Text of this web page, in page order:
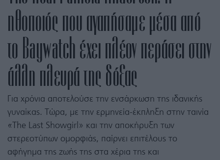
ηθοποιός που αγαπήσαμε μέσα από
το Baywatch έχει πλέον περάσει στην
άλλη πλευρά της δόξας
Για χρόνια αποτελούσε την ενσάρκωση της ιδανικής
γυναίκας. Τώρα, με την ερμηνεία-έκπληξη στην ταινία
«The Last Showgirl» και την αποκήρυξη των
στερεοτύπων ομορφιάς, παίρνει επιτέλους το
αφήγημα της ζωής της στα χέρια της και